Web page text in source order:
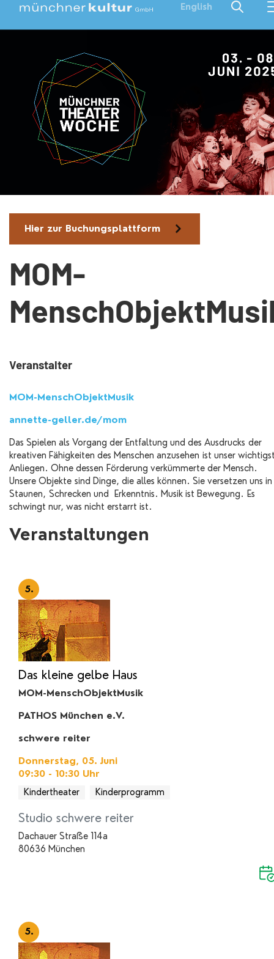
English
Hier zur Buchungsplattform
MOM-
Veranstalter
MOM-MenschObjektMusik
annette-geller.de/mom
Das Spielen als Vorgang der Entfaltung und des Ausdrucks der
kreativen Fähigkeiten des Menschen anzusehen ist unser
Anliegen. Ohne dessen Förderung verkümmerte der Mensch.
Unsere Objekte sind Dinge, die alles können. Sie versetzen uns in
Staunen, Schrecken und Erkenntnis. Musik ist Bewegung. Es
schwingt nur, was nicht erstarrt ist.
Veranstaltungen
5.
Das kleine gelbe Haus
MOM-MenschObjektMusik
PATHOS München e.V.
schwere reiter
Donnerstag, 05. Juni
09:30 - 10:30 Uhr
Kindertheater
Kinderprogramm
Studio schwere reiter
Dachauer Straße 114a
80636 München
5.